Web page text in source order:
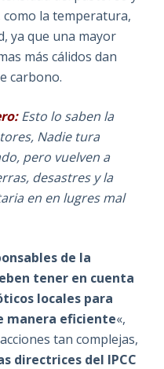
como la temperatura,
ya que una mayor
más cálidos dan
carbono.
Esto lo saben la
Nadie tura
pero vuelven a
desastres y la
en en lugres mal
de la
tener en cuenta
locales para
manera eficiente«,
tan complejas,
directrices del IPCC